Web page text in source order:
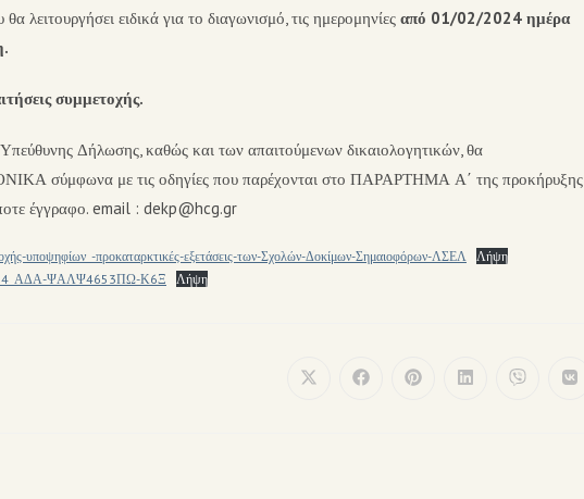
ειδικά για το διαγωνισμό, τις ημερομηνίες από 01/02/2024 ημέρα
συμμετοχής.
Δήλωσης, καθώς και των απαιτούμενων δικαιολογητικών, θα
σύμφωνα με τις οδηγίες που παρέχονται στο ΠΑΡΑΡΤΗΜΑ Α΄ της προκήρυξης
έγγραφο. email : dekp@hcg.gr
υποψηφίων_-προκαταρκτικές-εξετάσεις-των-Σχολών-Δοκίμων-Σημαιοφόρων-ΛΣΕΛ Λήψη
ΨΑΛΨ4653ΠΩ-Κ6Ξ
Λήψη